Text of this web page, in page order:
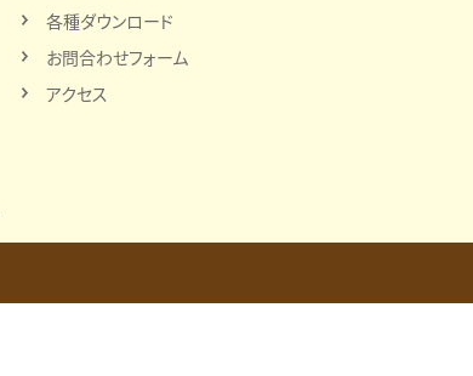
各種ダウンロード
お問合わせフォーム
アクセス